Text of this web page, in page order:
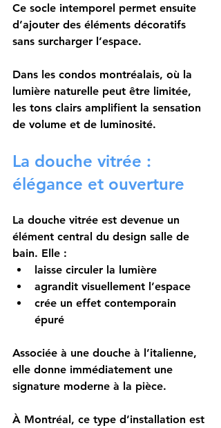
Ce socle intemporel permet ensuite
d’ajouter des éléments décoratifs
sans surcharger l’espace.
Dans les condos montréalais, où la
lumière naturelle peut être limitée,
les tons clairs amplifient la sensation
de volume et de luminosité.
La douche vitrée :
élégance et ouverture
La douche vitrée est devenue un
élément central du design salle de
bain. Elle :
laisse circuler la lumière
agrandit visuellement l’espace
crée un effet contemporain
épuré
Associée à une douche à l’italienne,
elle donne immédiatement une
signature moderne à la pièce.
À Montréal, ce type d’installation est